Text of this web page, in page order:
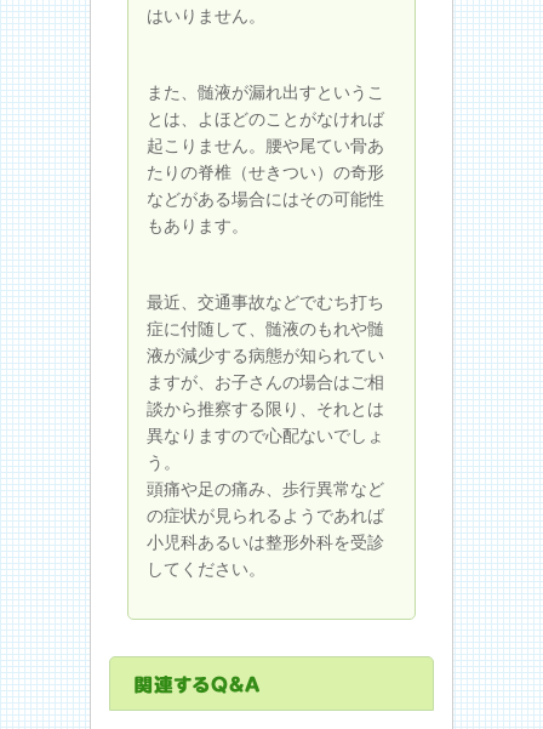
はいりません。
また、髄液が漏れ出すというこ
とは、よほどのことがなければ
起こりません。腰や尾てい骨あ
たりの脊椎（せきつい）の奇形
などがある場合にはその可能性
もあります。
最近、交通事故などでむち打ち
症に付随して、髄液のもれや髄
液が減少する病態が知られてい
ますが、お子さんの場合はご相
談から推察する限り、それとは
異なりますので心配ないでしょ
う。
頭痛や足の痛み、歩行異常など
の症状が見られるようであれば
小児科あるいは整形外科を受診
してください。